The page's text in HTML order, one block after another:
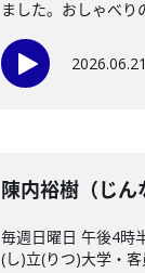
ました。おしゃべり
2026.06.21
陳内裕樹（じん
毎週日曜日 午後4時
(し)立(りつ)大学・